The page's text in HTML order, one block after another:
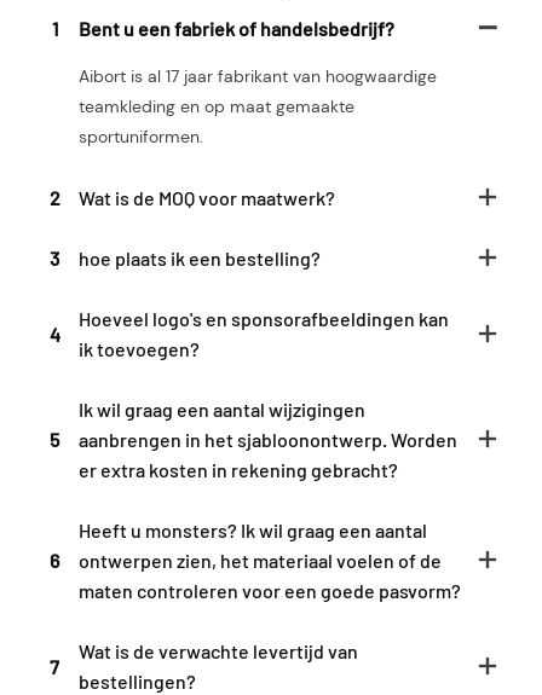
1 Bent u een fabriek of handelsbedrijf?
Aibort is al 17 jaar fabrikant van hoogwaardige
teamkleding en op maat gemaakte
sportuniformen.
2 Wat is de MOQ voor maatwerk?
3 hoe plaats ik een bestelling?
4
Hoeveel logo's en sponsorafbeeldingen kan
ik toevoegen?
5
Ik wil graag een aantal wijzigingen
aanbrengen in het sjabloonontwerp. Worden
er extra kosten in rekening gebracht?
6
Heeft u monsters? Ik wil graag een aantal
ontwerpen zien, het materiaal voelen of de
maten controleren voor een goede pasvorm?
7
Wat is de verwachte levertijd van
bestellingen?